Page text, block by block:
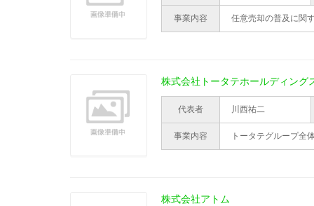
事業内容 任意売却の普及に関
株式会社トータテホールディング
代表者 川西祐二
事業内容 トータテグループ全
株式会社アトム